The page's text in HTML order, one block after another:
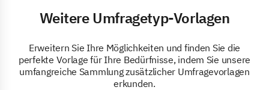
Weitere Umfragetyp-Vorlagen
Erweitern Sie Ihre Möglichkeiten und finden Sie die
perfekte Vorlage für Ihre Bedürfnisse, indem Sie unsere
umfangreiche Sammlung zusätzlicher Umfragevorlagen
erkunden.